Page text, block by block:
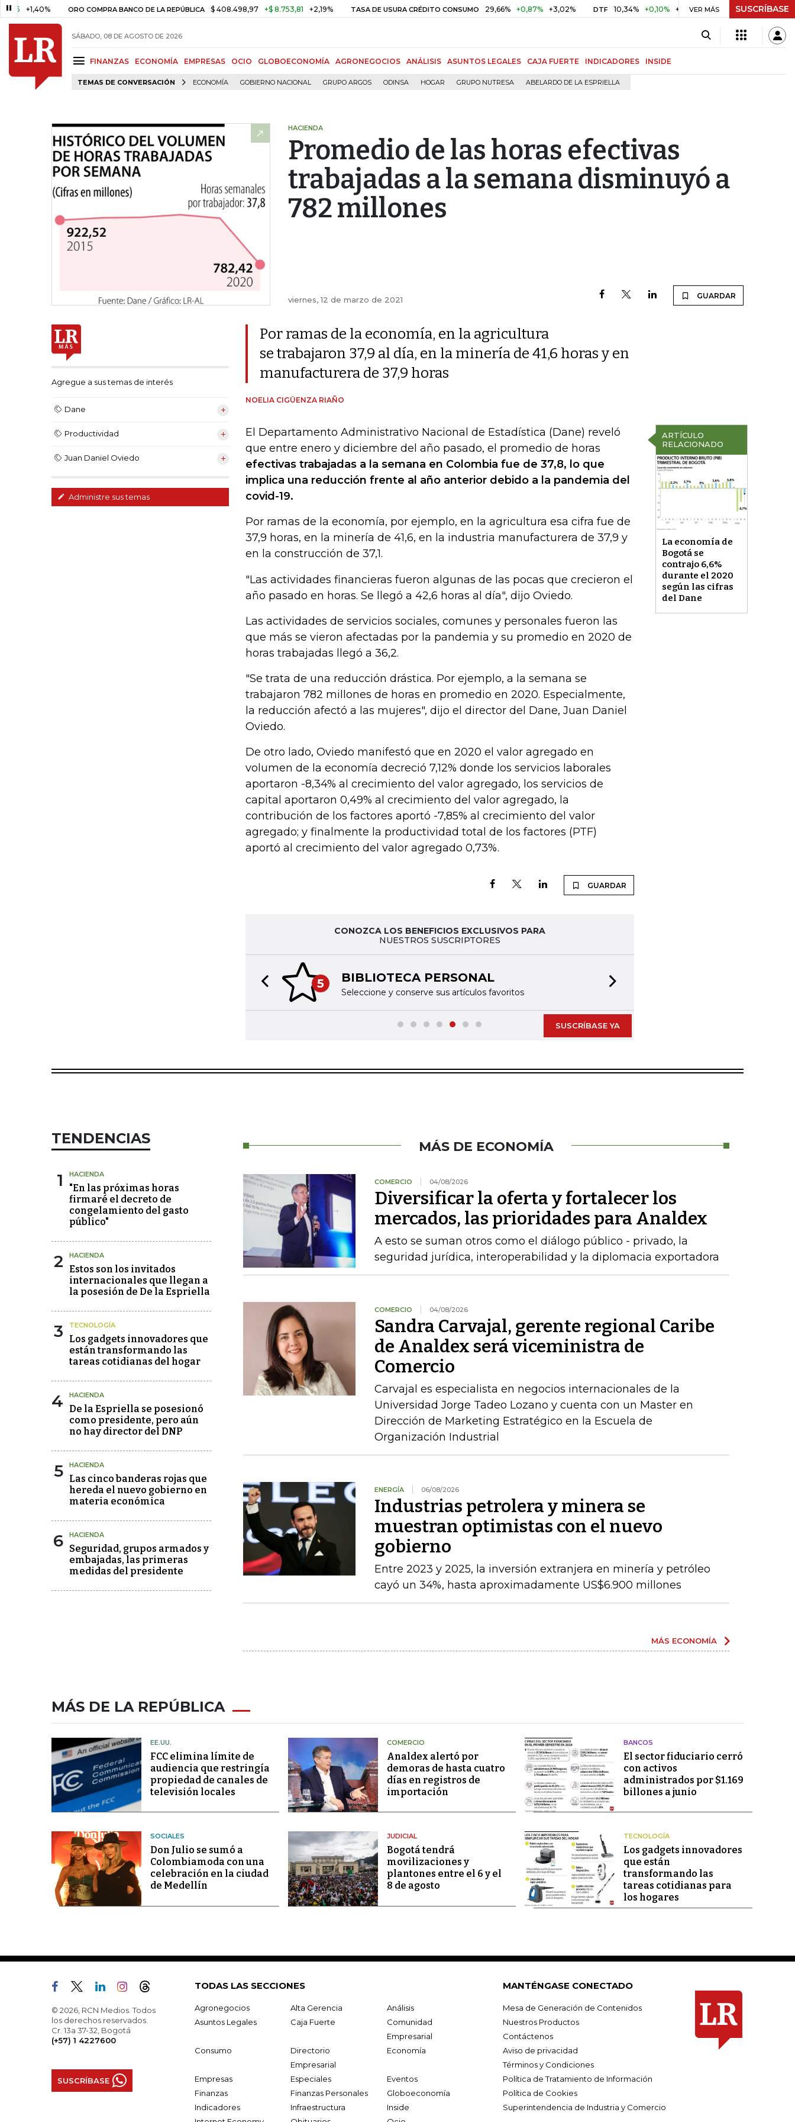
ORO COMPRA BANCO DE LA REPÚBLICA $ 408.498,97 +$ 8.753,81 +2,19% TASA DE USURA CRÉDITO CONSUMO 29,66% +0,87% +3,02% DTF 10,34% +0,10% +0,98% UVR $ 416,96 +$ 0,05
VER MÁS SUSCRÍBASE
SÁBADO, 08 DE AGOSTO DE 2026
FINANZAS ECONOMÍA EMPRESAS OCIO GLOBOECONOMÍA AGRONEGOCIOS ANÁLISIS ASUNTOS LEGALES CAJA FUERTE INDICADORES INSIDE
TEMAS DE CONVERSACIÓN ECONOMÍA GOBIERNO NACIONAL GRUPO ARGOS ODINSA HOGAR GRUPO NUTRESA ABELARDO DE LA ESPRIELLA
HACIENDA
Promedio de las horas efectivas
trabajadas a la semana disminuyó a
782 millones
viernes, 12 de marzo de 2021 GUARDAR
Agregue a sus temas de interés
Dane
Productividad
Juan Daniel Oviedo
Administre sus temas
Por ramas de la economía, en la agricultura
se trabajaron 37,9 al día, en la minería de 41,6 horas y en
manufacturera de 37,9 horas
NOELIA CIGÜENZA RIAÑO
ARTÍCULO
RELACIONADO
La economía de
Bogotá se
contrajo 6,6%
durante el 2020
según las cifras
del Dane
El Departamento Administrativo Nacional de Estadística (Dane) reveló
que entre enero y diciembre del año pasado, el promedio de horas
efectivas trabajadas a la semana en Colombia fue de 37,8, lo que
implica una reducción frente al año anterior debido a la pandemia del
covid-19.
Por ramas de la economía, por ejemplo, en la agricultura esa cifra fue de
37,9 horas, en la minería de 41,6, en la industria manufacturera de 37,9 y
en la construcción de 37,1.
"Las actividades financieras fueron algunas de las pocas que crecieron el
año pasado en horas. Se llegó a 42,6 horas al día", dijo Oviedo.
Las actividades de servicios sociales, comunes y personales fueron las
que más se vieron afectadas por la pandemia y su promedio en 2020 de
horas trabajadas llegó a 36,2.
"Se trata de una reducción drástica. Por ejemplo, a la semana se
trabajaron 782 millones de horas en promedio en 2020. Especialmente,
la reducción afectó a las mujeres", dijo el director del Dane, Juan Daniel
Oviedo.
De otro lado, Oviedo manifestó que en 2020 el valor agregado en
volumen de la economía decreció 7,12% donde los servicios laborales
aportaron -8,34% al crecimiento del valor agregado, los servicios de
capital aportaron 0,49% al crecimiento del valor agregado, la
contribución de los factores aportó -7,85% al crecimiento del valor
agregado; y finalmente la productividad total de los factores (PTF)
aportó al crecimiento del valor agregado 0,73%.
GUARDAR
CONOZCA LOS BENEFICIOS EXCLUSIVOS PARA
NUESTROS SUSCRIPTORES
5 BIBLIOTECA PERSONAL
Seleccione y conserve sus artículos favoritos
Previous slide
SUSCRÍBASE YA
TENDENCIAS
1 HACIENDA
"En las próximas horas
firmaré el decreto de
congelamiento del gasto
público"
2 HACIENDA
Estos son los invitados
internacionales que llegan a
la posesión de De la Espriella
3 TECNOLOGÍA
Los gadgets innovadores que
están transformando las
tareas cotidianas del hogar
4 HACIENDA
De la Espriella se posesionó
como presidente, pero aún
no hay director del DNP
5 HACIENDA
Las cinco banderas rojas que
hereda el nuevo gobierno en
materia económica
6 HACIENDA
Seguridad, grupos armados y
embajadas, las primeras
medidas del presidente
MÁS DE ECONOMÍA
COMERCIO 04/08/2026
Diversificar la oferta y fortalecer los
mercados, las prioridades para Analdex
A esto se suman otros como el diálogo público - privado, la
seguridad jurídica, interoperabilidad y la diplomacia exportadora
COMERCIO 04/08/2026
Sandra Carvajal, gerente regional Caribe
de Analdex será viceministra de
Comercio
Carvajal es especialista en negocios internacionales de la
Universidad Jorge Tadeo Lozano y cuenta con un Master en
Dirección de Marketing Estratégico en la Escuela de
Organización Industrial
ENERGÍA 06/08/2026
Industrias petrolera y minera se
muestran optimistas con el nuevo
gobierno
Entre 2023 y 2025, la inversión extranjera en minería y petróleo
cayó un 34%, hasta aproximadamente US$6.900 millones
MÁS ECONOMÍA
MÁS DE LA REPÚBLICA
EE.UU.
FCC elimina límite de
audiencia que restringía
propiedad de canales de
televisión locales
COMERCIO
Analdex alertó por
demoras de hasta cuatro
días en registros de
importación
BANCOS
El sector fiduciario cerró
con activos
administrados por $1.169
billones a junio
SOCIALES
Don Julio se sumó a
Colombiamoda con una
celebración en la ciudad
de Medellín
JUDICIAL
Bogotá tendrá
movilizaciones y
plantones entre el 6 y el
8 de agosto
TECNOLOGÍA
Los gadgets innovadores
que están
transformando las
tareas cotidianas para
los hogares
© 2026, RCN Medios. Todos
los derechos reservados.
Cr. 13a 37-32, Bogotá
(+57) 1 4227600
SUSCRÍBASE
TODAS LAS SECCIONES
Agronegocios Alta Gerencia
Análisis
Asuntos Legales
Caja Fuerte
Comunidad
Empresarial
Consumo
Directorio
Empresarial
Economía
Empresas Especiales
Eventos
Finanzas
Finanzas Personales
Globoeconomía
Indicadores
Infraestructura
Inside
MANTÉNGASE CONECTADO
Mesa de Generación de Contenidos
Nuestros Productos
Contáctenos
Aviso de privacidad
Términos y Condiciones
Política de Tratamiento de Información
Política de Cookies
Superintendencia de Industria y Comercio